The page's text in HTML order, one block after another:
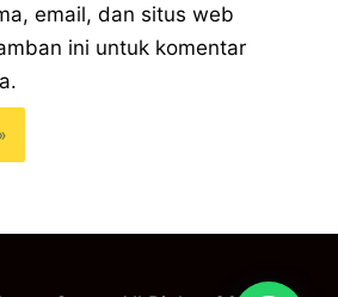
email, dan situs web
ini untuk komentar